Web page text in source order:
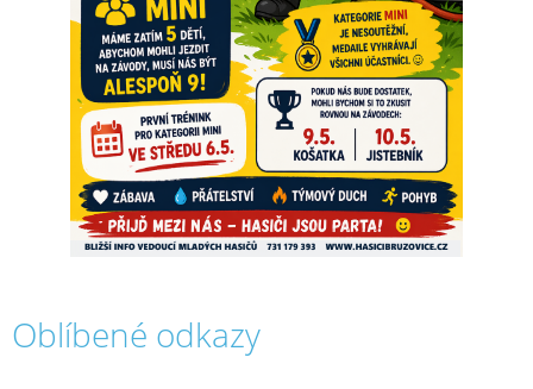
Oblíbené odkazy